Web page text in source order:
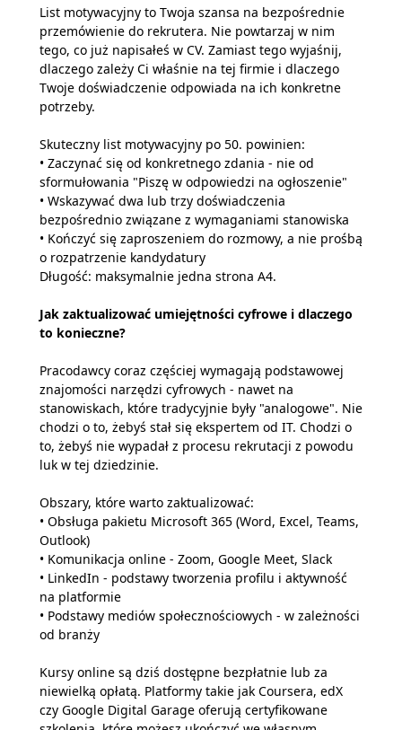
List motywacyjny to Twoja szansa na bezpośrednie
przemówienie do rekrutera. Nie powtarzaj w nim
tego, co już napisałeś w CV. Zamiast tego wyjaśnij,
dlaczego zależy Ci właśnie na tej firmie i dlaczego
Twoje doświadczenie odpowiada na ich konkretne
potrzeby.
Skuteczny list motywacyjny po 50. powinien:
• Zaczynać się od konkretnego zdania - nie od
sformułowania "Piszę w odpowiedzi na ogłoszenie"
• Wskazywać dwa lub trzy doświadczenia
bezpośrednio związane z wymaganiami stanowiska
• Kończyć się zaproszeniem do rozmowy, a nie prośbą
o rozpatrzenie kandydatury
Długość: maksymalnie jedna strona A4.
Jak zaktualizować umiejętności cyfrowe i dlaczego
to konieczne?
Pracodawcy coraz częściej wymagają podstawowej
znajomości narzędzi cyfrowych - nawet na
stanowiskach, które tradycyjnie były "analogowe". Nie
chodzi o to, żebyś stał się ekspertem od IT. Chodzi o
to, żebyś nie wypadał z procesu rekrutacji z powodu
luk w tej dziedzinie.
Obszary, które warto zaktualizować:
• Obsługa pakietu Microsoft 365 (Word, Excel, Teams,
Outlook)
• Komunikacja online - Zoom, Google Meet, Slack
• LinkedIn - podstawy tworzenia profilu i aktywność
na platformie
• Podstawy mediów społecznościowych - w zależności
od branży
Kursy online są dziś dostępne bezpłatnie lub za
niewielką opłatą. Platformy takie jak Coursera, edX
czy Google Digital Garage oferują certyfikowane